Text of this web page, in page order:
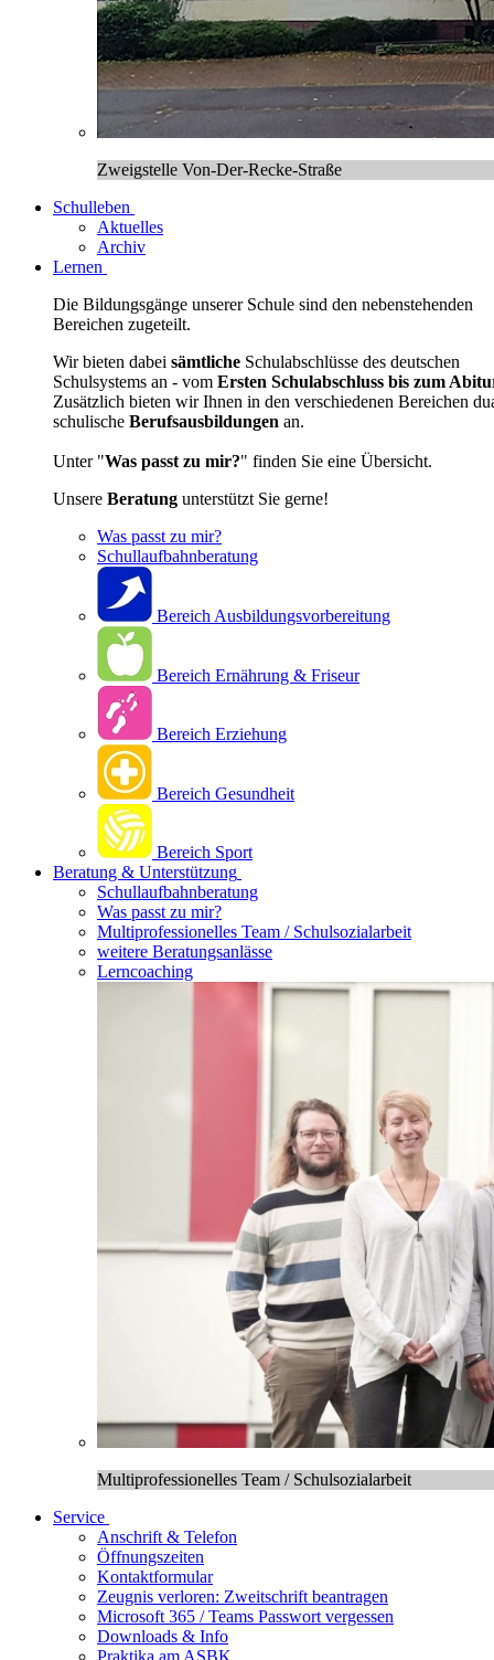
Zweigstelle Von-Der-Recke-Straße
Schulleben
Aktuelles
Archiv
Lernen
Die Bildungsgänge unserer Schule sind den nebenstehenden
Bereichen zugeteilt.
Wir bieten dabei sämtliche Schulabschlüsse des deutschen
Schulsystems an - vom Ersten Schulabschluss bis zum
Zusätzlich bieten wir Ihnen in den verschiedenen Bereichen
schulische Berufsausbildungen an.
Unter "Was passt zu mir?" finden Sie eine Übersicht.
Unsere Beratung unterstützt Sie gerne!
Was passt zu mir?
Schullaufbahnberatung
Bereich Ausbildungsvorbereitung
Bereich Ernährung & Friseur
Bereich Erziehung
Bereich Gesundheit
Bereich Sport
Beratung & Unterstützung
Schullaufbahnberatung
Was passt zu mir?
Multipro­fessionelles Team / Schulsozialarbeit
weitere Beratungsanlässe
Lerncoaching
Multiprofessionelles Team / Schulsozialarbeit
Service
Anschrift & Telefon
Öffnungszeiten
Kontaktformular
Zeugnis verloren: Zweitschrift beantragen
Microsoft 365 / Teams Passwort vergessen
Downloads & Info
Praktika am ASBK